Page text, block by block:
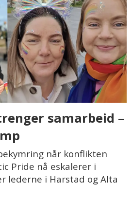
samarbeid –
når konflikten
Pride nå eskalerer i
lederne i Harstad og Alta